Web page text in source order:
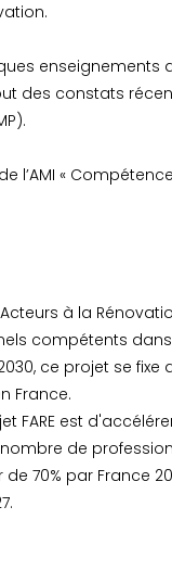
constats
l’AMI «
Acteurs à la
compétents
ce projet se
France.
FARE est
de
70% par France